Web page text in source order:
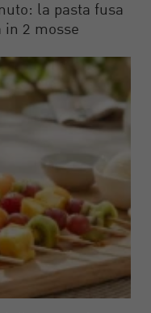
la pasta fusa
in 2 mosse